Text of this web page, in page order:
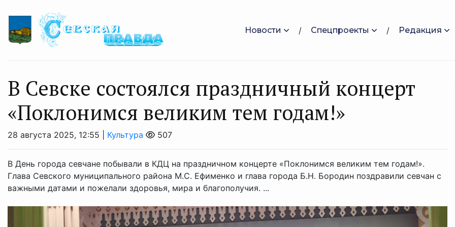
Новости Спецпроекты Редакция
В Севске состоялся праздничный концерт
«Поклонимся великим тем годам!»
28 августа 2025, 12:55 | Культура 507
В День города севчане побывали в КДЦ на праздничном концерте «Поклонимся великим тем годам!».
Глава Севского муниципального района М.С. Ефименко и глава города Б.Н. Бородин поздравили севчан с
важными датами и пожелали здоровья, мира и благополучия. ...